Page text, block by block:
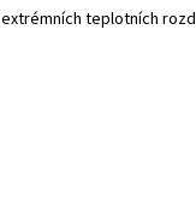
teplotních